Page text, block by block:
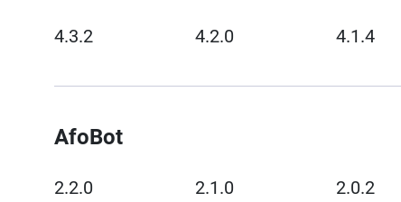
4.3.2 4.2.0 4.1.4
AfoBot
2.2.0 2.1.0 2.0.2